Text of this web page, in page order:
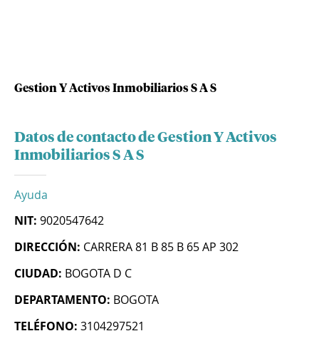
Gestion Y Activos Inmobiliarios S A S
Datos de contacto de Gestion Y Activos
Inmobiliarios S A S
Ayuda
NIT: 9020547642
DIRECCIÓN: CARRERA 81 B 85 B 65 AP 302
CIUDAD: BOGOTA D C
DEPARTAMENTO: BOGOTA
TELÉFONO: 3104297521